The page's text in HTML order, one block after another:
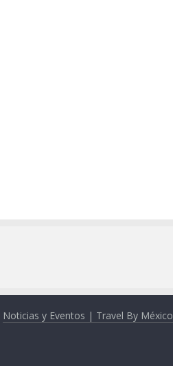
Noticias y Eventos | Travel By México